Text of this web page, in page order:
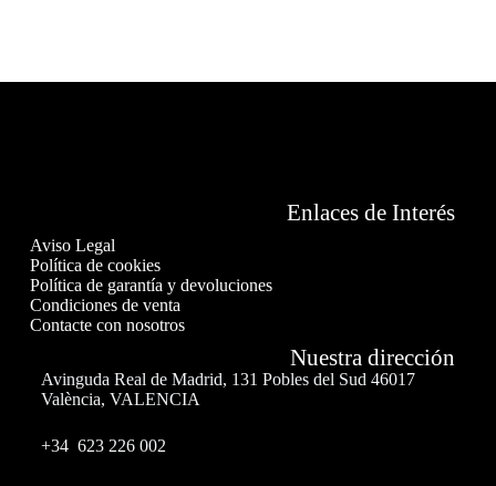
Enlaces de Interés
Aviso Legal
Política de cookies
Política de garantía y devoluciones
Condiciones de venta
Contacte con nosotros
Nuestra dirección
Avinguda Real de Madrid, 131 Pobles del Sud 46017
València, VALENCIA
+34 623 226 002